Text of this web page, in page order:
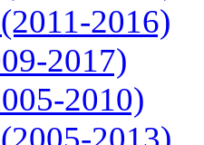
2016)
2017)
2010)